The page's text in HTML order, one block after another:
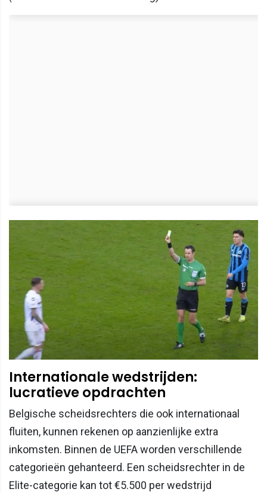
Internationale wedstrijden:
lucratieve opdrachten
Belgische scheidsrechters die ook internationaal
fluiten, kunnen rekenen op aanzienlijke extra
inkomsten. Binnen de UEFA worden verschillende
categorieën gehanteerd. Een scheidsrechter in de
Elite-categorie kan tot €5.500 per wedstrijd